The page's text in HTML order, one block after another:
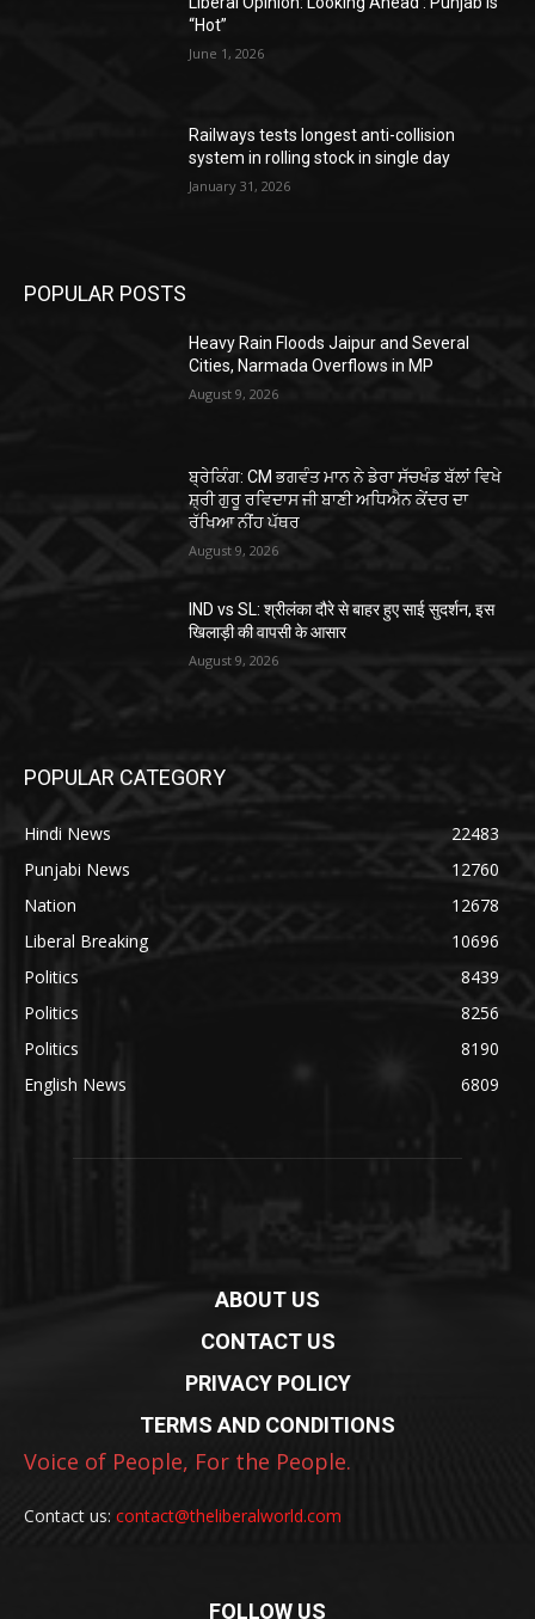
“Hot”
June 1, 2026
Railways tests longest anti-collision
system in rolling stock in single day
January 31, 2026
POPULAR POSTS
Heavy Rain Floods Jaipur and Several
Cities, Narmada Overflows in MP
August 9, 2026
ਬ੍ਰੇਕਿੰਗ: CM ਭਗਵੰਤ ਮਾਨ ਨੇ ਡੇਰਾ ਸੱਚਖੰਡ ਬੱਲਾਂ ਵਿਖੇ
ਸ਼੍ਰੀ ਗੁਰੂ ਰਵਿਦਾਸ ਜੀ ਬਾਣੀ ਅਧਿਐਨ ਕੇਂਦਰ ਦਾ
ਰੱਖਿਆ ਨੀਂਹ ਪੱਥਰ
August 9, 2026
IND vs SL: श्रीलंका दौरे से बाहर हुए साई सुदर्शन, इस
खिलाड़ी की वापसी के आसार
August 9, 2026
POPULAR CATEGORY
Hindi News
22483
Punjabi News
12760
Nation
12678
Liberal Breaking
10696
Politics
8439
Politics
8256
Politics
8190
English News
6809
ABOUT US
CONTACT US
PRIVACY POLICY
TERMS AND CONDITIONS
Voice of People, For the People.
Contact us: contact@theliberalworld.com
FOLLOW US